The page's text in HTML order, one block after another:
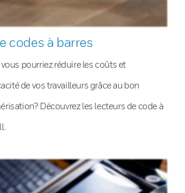
codes à barres
pourriez réduire les coûts et
de vos travailleurs grâce au bon
Découvrez les lecteurs de code à